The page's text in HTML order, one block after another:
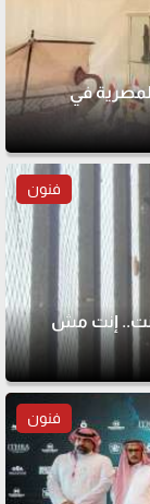
في
فنون
إنت مش
فنون